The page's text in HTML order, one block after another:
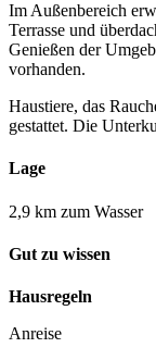
Im Außenbereich
Terrasse und
Genießen der
vorhanden.
Haustiere, das
gestattet. Die
Lage
2,9 km zum Wasser
Gut zu wissen
Hausregeln
Anreise